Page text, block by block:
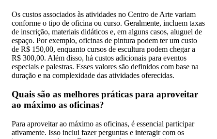
Os custos associados às atividades no Centro de Arte variam
conforme o tipo de oficina ou curso. Geralmente, incluem taxas
de inscrição, materiais didáticos e, em alguns casos, aluguel de
espaço. Por exemplo, oficinas de pintura podem ter um custo
de R$ 150,00, enquanto cursos de escultura podem chegar a
R$ 300,00. Além disso, há custos adicionais para eventos
especiais e palestras. Esses valores são definidos com base na
duração e na complexidade das atividades oferecidas.
Quais são as melhores práticas para aproveitar
ao máximo as oficinas?
Para aproveitar ao máximo as oficinas, é essencial participar
ativamente. Isso inclui fazer perguntas e interagir com os